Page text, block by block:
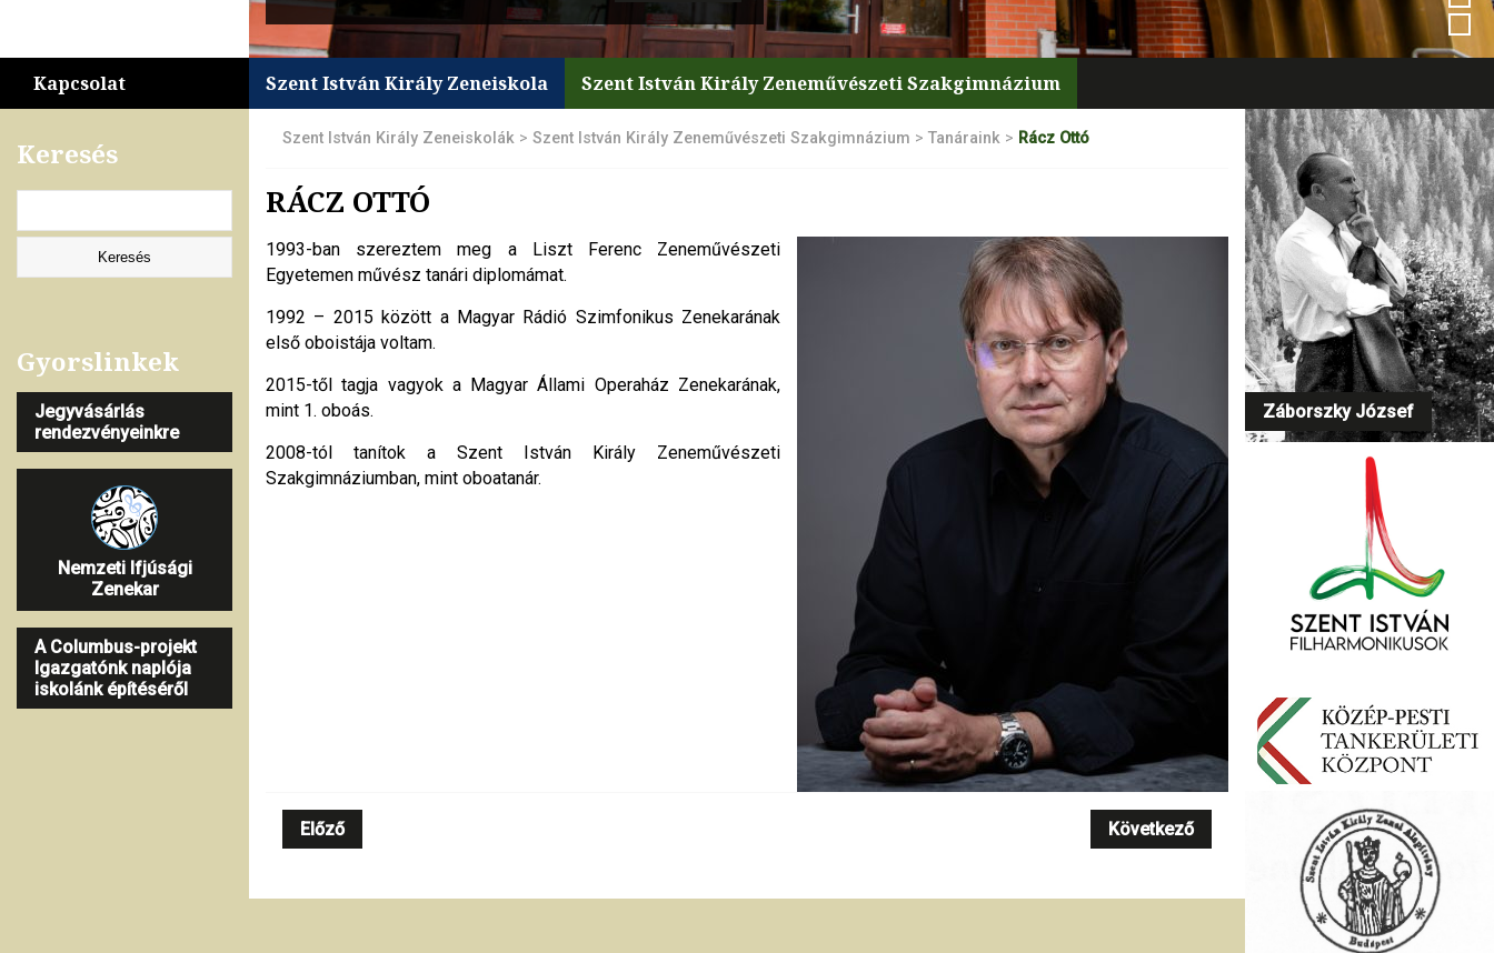
Kapcsolat Szent István Király Zeneiskola Szent István Király Zeneművészeti Szakgimnázium
Szent István Király Zeneiskolák > Szent István Király Zeneművészeti Szakgimnázium > Tanáraink > Rácz Ottó
RÁCZ OTTÓ
1993-ban szereztem meg a Liszt Ferenc Zeneművészeti
Egyetemen művész tanári diplomámat.
1992 – 2015 között a Magyar Rádió Szimfonikus Zenekarának
első oboistája voltam.
2015-től tagja vagyok a Magyar Állami Operaház Zenekarának,
mint 1. oboás.
2008-tól tanítok a Szent István Király Zeneművészeti
Szakgimnáziumban, mint oboatanár.
Előző Következő
Keresés
Gyorslinkek
Jegyvásárlás
rendezvényeinkre
Nemzeti Ifjúsági
Zenekar
A Columbus-projekt
Igazgatónk naplója
iskolánk építéséről
Záborszky József